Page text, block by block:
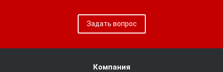
Задать вопрос
Компания